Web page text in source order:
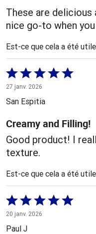
These are
nice go-to when
Est-ce que cela a été
Coté
5 sur
5
27 janv. 2026
San Espitia
Creamy and Filling!
Good product! I
texture.
Est-ce que cela a été
Coté
5 sur
5
20 janv. 2026
Paul J